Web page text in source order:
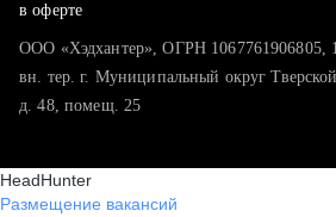
в оферте
ООО «Хэдхантер», ОГРН 1067761906805,
вн. тер. г. Муниципальный округ
д. 48, помещ. 25
HeadHunter
Размещение вакансий